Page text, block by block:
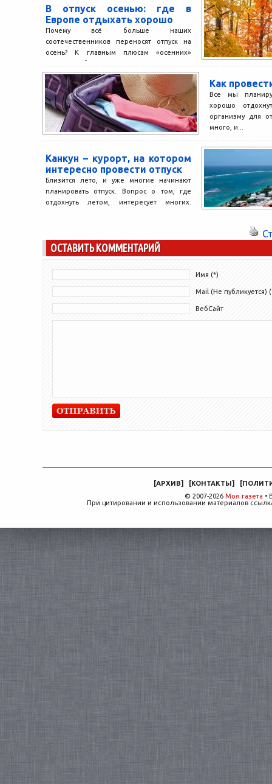
В отпуск осенью: где в
Европе отдыхать хорошо
Почему всё больше наших
соотечественников переносят отпуск на
осень? К главным плюсам «осенних»
путешествий туристы относят меньшее
количество путешественников,
находящихся...
Как
Все мы
хорошо
организму для
много, и...
Канкун – курорт, на котором
интересно провести отпуск
Близится лето, и уже многие начинают
планировать отпуск. Вопрос о том, где
отдохнуть летом, интересует многих.
ОСТАВИТЬ КОММЕНТАРИЙ
Имя (*)
Mail (Не публикуется)
ВебСайт
[АРХИВ] [КОНТАКТЫ] [
© 2007-2026 Моя газета •
При цитировании и использовании материалов